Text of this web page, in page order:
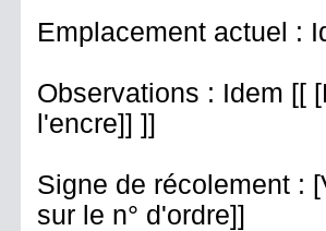
Emplacement actuel :
Observations : Idem [[
l'encre]] ]]
Signe de récolement :
sur le n° d'ordre]]